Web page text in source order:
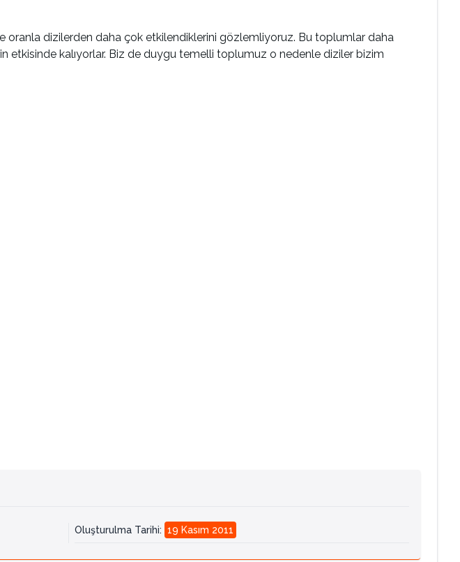
oranla dizilerden daha çok etkilendiklerini gözlemliyoruz. Bu toplumlar daha
kalıyorlar. Biz de duygu temelli toplumuz o nedenle diziler bizim
Oluşturulma Tarihi: 19 Kasım 2011